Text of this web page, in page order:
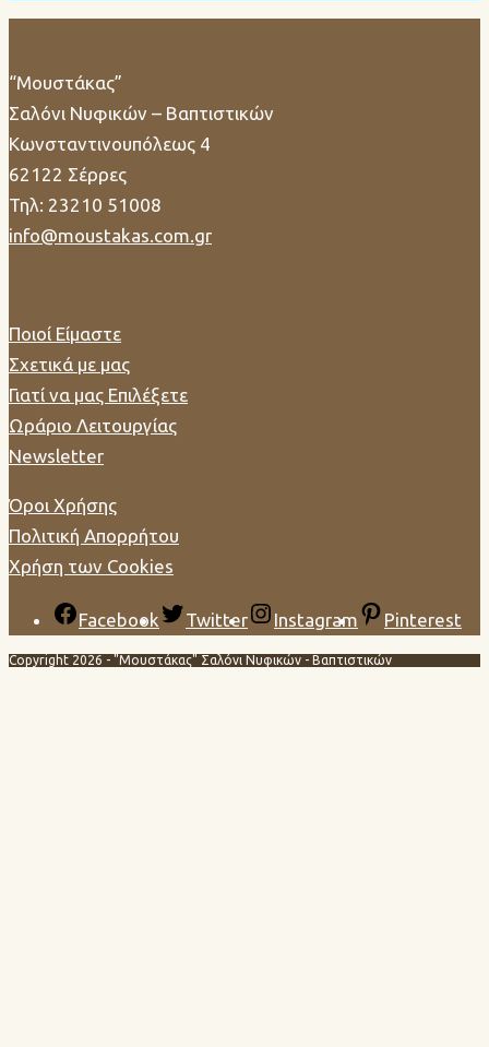
“Μουστάκας”
Σαλόνι Νυφικών – Βαπτιστικών
Κωνσταντινουπόλεως 4
62122 Σέρρες
Τηλ: 23210 51008
info@moustakas.com.gr
Ποιοί Είμαστε
Σχετικά με μας
Γιατί να μας Επιλέξετε
Ωράριο Λειτουργίας
Newsletter
Όροι Χρήσης
Πολιτική Απορρήτου
Χρήση των Cookies
Facebook Twitter Instagram Pinterest
Copyright 2026 - "Μουστάκας" Σαλόνι Νυφικών - Βαπτιστικών